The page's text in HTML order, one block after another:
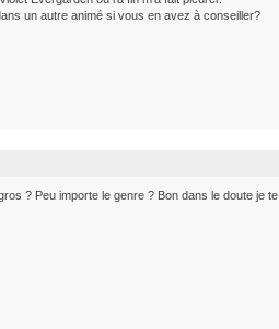
un autre animé si vous en avez à conseiller?
? Peu importe le genre ? Bon dans le doute